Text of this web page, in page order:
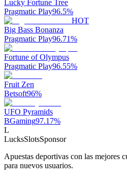
Lucky Fortune Tree
Pragmatic Play96.5%
HOT
Big Bass Bonanza
Pragmatic Play96.71%
Fortune of Olympus
Pragmatic Play96.55%
Fruit Zen
Betsoft96%
UFO Pyramids
BGaming97.17%
L
LucksSlotsSponsor
Apuestas deportivas con las mejores
para nuevos usuarios.